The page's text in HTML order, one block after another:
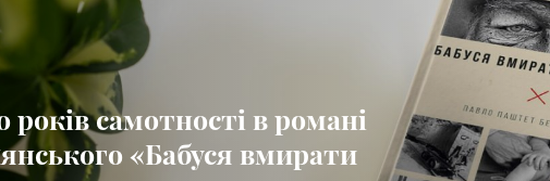
самотності в романі
«Бабуся вмирати